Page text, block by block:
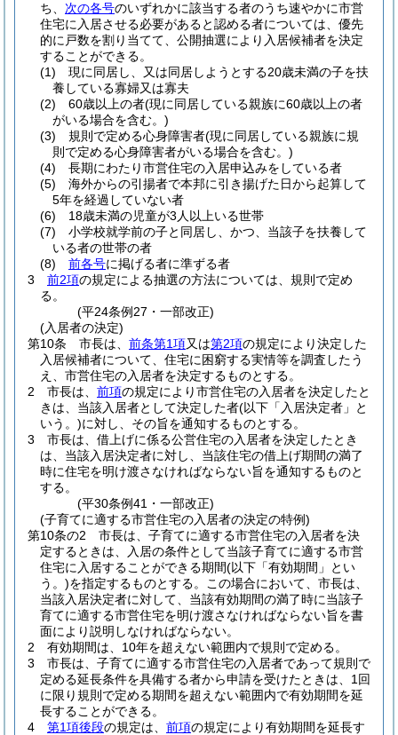
ち、 次の各号のいずれかに該当する者のうち速やかに市営
住宅に入居させる必要があると認める者については、優先
的に戸数を割り当てて、公開抽選により入居候補者を決定
することができる。
(1)
現に同居し、又は同居しようとする20歳未満の子を扶
養している寡婦又は寡夫
(2)
60歳以上の者(現に同居している親族に60歳以上の者
がいる場合を含む。)
(3)
規則で定める心身障害者(現に同居している親族に規
則で定める心身障害者がいる場合を含む。)
(4)
長期にわたり市営住宅の入居申込みをしている者
(5)
海外からの引揚者で本邦に引き揚げた日から起算して
5年を経過していない者
(6)
18歳未満の児童が3人以上いる世帯
(7)
小学校就学前の子と同居し、かつ、当該子を扶養して
いる者の世帯の者
(8)
前各号に掲げる者に準ずる者
3
前2項の規定による抽選の方法については、規則で定め
る。
(平24条例27・一部改正)
(入居者の決定)
第10条
市長は、 前条第1項又は第2項の規定により決定した
入居候補者について、住宅に困窮する実情等を調査したう
え、市営住宅の入居者を決定するものとする。
2
市長は、 前項の規定により市営住宅の入居者を決定したと
きは、当該入居者として決定した者(以下「入居決定者」と
いう。)に対し、その旨を通知するものとする。
3
市長は、借上げに係る公営住宅の入居者を決定したとき
は、当該入居決定者に対し、当該住宅の借上げ期間の満了
時に住宅を明け渡さなければならない旨を通知するものと
する。
(平30条例41・一部改正)
(子育てに適する市営住宅の入居者の決定の特例)
第10条の2
市長は、子育てに適する市営住宅の入居者を決
定するときは、入居の条件として当該子育てに適する市営
住宅に入居することができる期間(以下「有効期間」とい
う。)を指定するものとする。
この場合において、市長は、
当該入居決定者に対して、当該有効期間の満了時に当該子
育てに適する市営住宅を明け渡さなければならない旨を書
面により説明しなければならない。
2
有効期間は、10年を超えない範囲内で規則で定める。
3
市長は、子育てに適する市営住宅の入居者であって規則で
定める延長条件を具備する者から申請を受けたときは、1回
に限り規則で定める期間を超えない範囲内で有効期間を延
長することができる。
4
第1項後段の規定は、 前項の規定により有効期間を延長す